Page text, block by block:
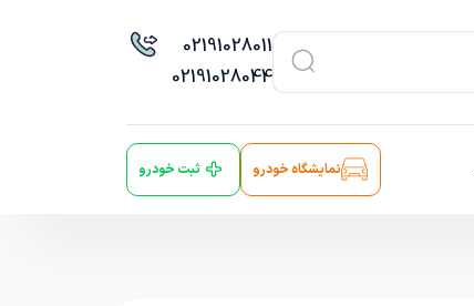
02191028011
02191028044
نمایشگاه خودرو ثبت خودرو